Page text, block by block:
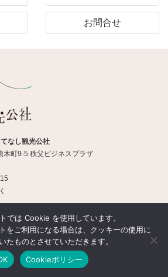
お問合せ
なし観光公社
町9-5 秩父ビジネスプラザ
人 秩父地域おもてなし観光公社
では Cookie を使用しています。
をご利用になる場合は、クッキーの使用に
たものとさせていただきます。
Cookieポリシー